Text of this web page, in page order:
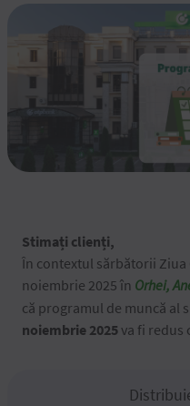
Stimați clienți,
În contextul sărbătorii
noiembrie 2025 în Orhei,
că programul de muncă al
noiembrie 2025va fi redus